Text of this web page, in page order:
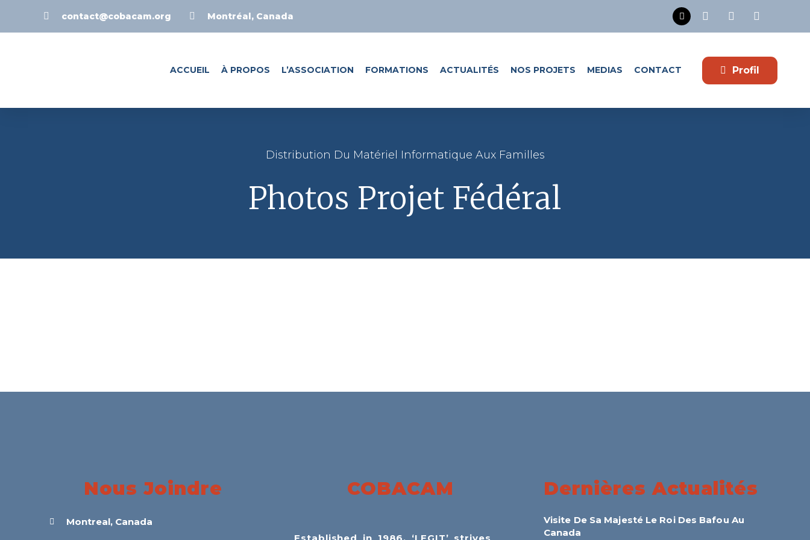
contact@cobacam.org Montréal, Canada
ACCUEIL À PROPOS L’ASSOCIATION FORMATIONS ACTUALITÉS NOS PROJETS MEDIAS CONTACT Profil
Distribution Du Matériel Informatique Aux Familles
Photos Projet Fédéral
Nous Joindre
Montreal, Canada
COBACAM Dernières Actualités
Visite De Sa Majesté Le Roi Des Bafou Au
Canada